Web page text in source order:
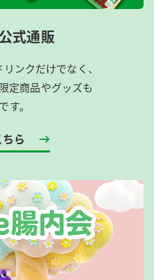
式通販
ンクだけでなく、
定商品やグッズも
す。
ら